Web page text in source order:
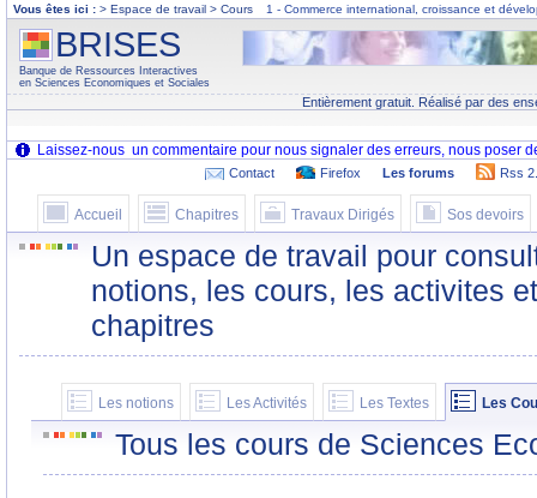
Vous êtes ici : > Espace de travail > Cours 1 - Commerce international, croissance et
BRISES
Banque de Ressources Interactives
en Sciences Economiques et Sociales
Entièrement gratuit. Réalisé par des
Contact Firefox Les forums Rss
Accueil Chapitres Travaux Dirigés Sos devoirs
Un espace de travail pour
notions, les cours, les activites
chapitres
Les notions Les Activités Les Textes Les
Tous les cours de Sciences